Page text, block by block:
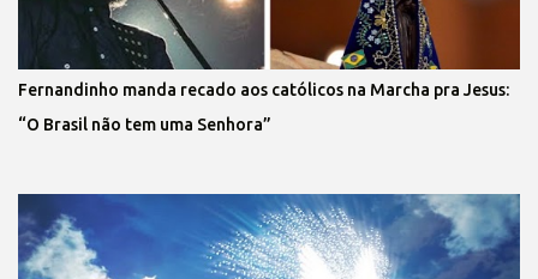
Fernandinho manda recado aos católicos na Marcha pra Jesus:
“O Brasil não tem uma Senhora”